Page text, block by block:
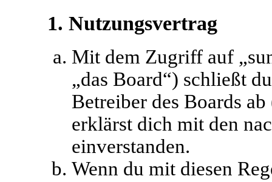
1. Nutzungsvertrag
Mit dem Zugriff auf
„das Board“) schließt
Betreiber des Boards
erklärst dich mit den
einverstanden.
Wenn du mit diesen